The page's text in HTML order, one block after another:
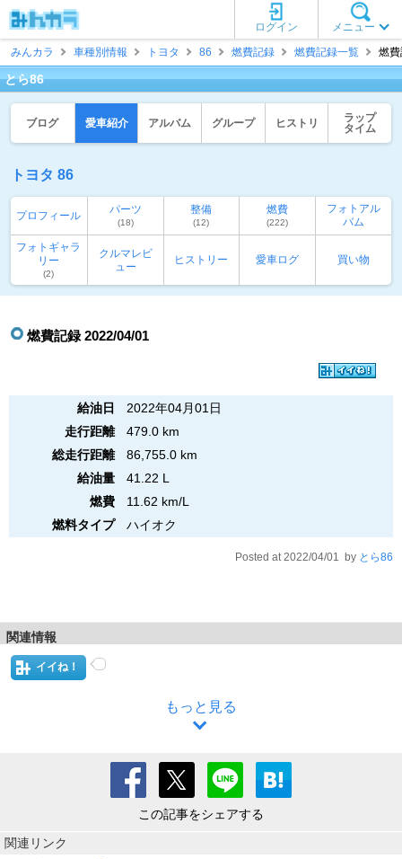
メニュー
ログイン
みんカラ
車種別情報 トヨタ 86 燃費記録 燃費記録一覧 燃
とら86
ブログ 愛車紹介 アルバム グループ ヒストリ
ラップ
タイム
トヨタ 86
プロフィール パーツ
(18)
整備
(12)
燃費
(222)
フォトアル
バム
フォトギャラ
リー
(2)
クルマレビ
ュー
ヒストリー 愛車ログ 買い物
燃費記録 2022/04/01
給油日
2022年04月01日
走行距離
479.0 km
総走行距離
86,755.0 km
給油量
41.22 L
燃費
11.62 km/L
燃料タイプ
ハイオク
Posted at 2022/04/01 by とら86
関連情報
イイね！
もっと見る
この記事をシェアする
関連リンク